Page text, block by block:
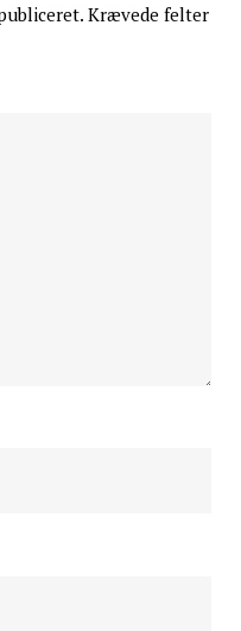
Krævede felter